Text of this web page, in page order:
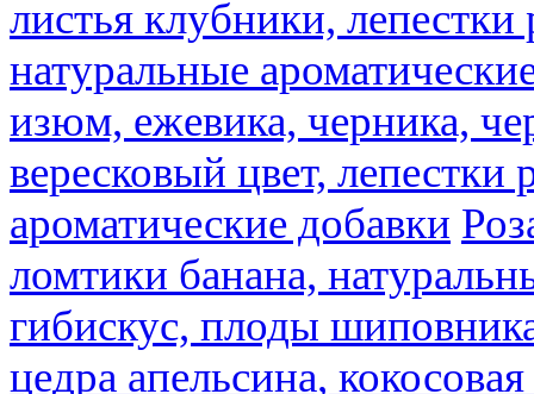
листья клубники,
натуральные
изюм, ежевика, черника,
вересковый цвет, лепестки
ароматические добавки
ломтики банана,
гибискус, плоды
цедра апельсина,